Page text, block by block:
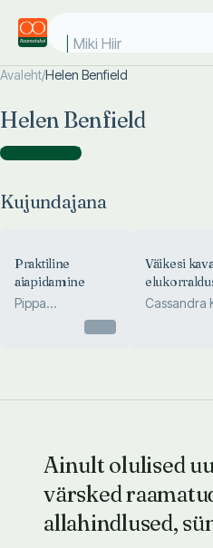
Miki Hiir
Avaleht/Helen Benfield
Helen Benfield
Kujundajana )
Kujundajana
Praktiline
aiapidamine
Pippa
Väikesi
Cassandra
Ainult olulised
värsked
allahindlused,